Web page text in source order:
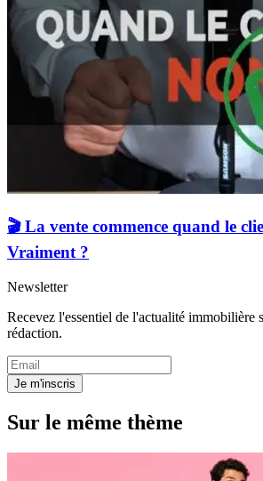
🎬 La vente commence quand le
Vraiment ?
Newsletter
Recevez l'essentiel de l'actualité immobilière
rédaction.
Je m'inscris
Sur le même thème